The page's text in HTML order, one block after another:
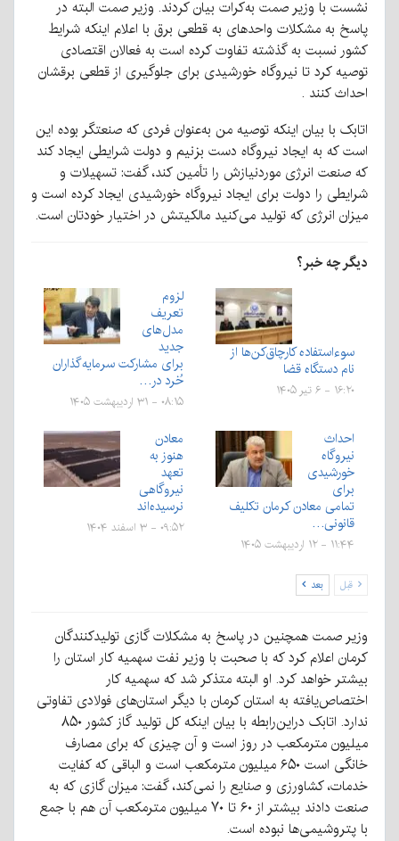
نشست با وزیر صمت به‌کرات بیان کردند. وزیر صمت البته در
پاسخ به مشکلات واحدهای به قطعی برق با اعلام اینکه شرایط
کشور نسبت به گذشته تفاوت کرده است به فعالان اقتصادی
توصیه کرد تا نیروگاه خورشیدی برای جلوگیری از قطعی برقشان
احداث کنند .
اتابک با بیان اینکه توصیه من به‌عنوان فردی که صنعتگر بوده این
است که به ایجاد نیروگاه دست بزنیم و دولت شرایطی ایجاد کند
که صنعت انرژی موردنیازش را تأمین کند، گفت: تسهیلات و
شرایطی را دولت برای ایجاد نیروگاه خورشیدی ایجاد کرده است و
میزان انرژی که تولید می‌کنید مالکیتش در اختیار خودتان است.
دیگر چه خبر؟
سوءاستفاده کارچاق‌کن‌ها از
نام دستگاه قضا
۱۶:۲۰ - ۶ تیر ۱۴۰۵
لزوم
تعریف
مدل‌های
جدید
برای مشارکت سرمایه‌گذاران
خُرد در…
۰۸:۱۵ - ۳۱ اردیبهشت ۱۴۰۵
احداث
نیروگاه
خورشیدی
برای
تمامی معادن کرمان تکلیف
قانونی…
۱۱:۴۴ - ۱۲ اردیبهشت ۱۴۰۵
معادن
هنوز به
تعهد
نیروگاهی
نرسیده‌اند
۰۹:۵۲ - ۳ اسفند ۱۴۰۴
قبل بعد
وزیر صمت همچنین در پاسخ به مشکلات گازی تولیدکنندگان
کرمان اعلام کرد که با صحبت با وزیر نفت سهمیه کار استان را
بیشتر خواهد کرد. او البته متذکر شد که سهمیه کار
اختصاص‌یافته به استان کرمان با دیگر استان‌های فولادی تفاوتی
ندارد. اتابک دراین‌رابطه با بیان اینکه کل تولید گاز کشور ۸۵۰
میلیون مترمکعب در روز است و آن چیزی که برای مصارف
خانگی است ۶۵۰ میلیون مترمکعب است و الباقی که کفایت
خدمات، کشاورزی و صنایع را نمی‌کند، گفت: میزان گازی که به
صنعت دادند بیشتر از ۶۰ تا ۷۰ میلیون مترمکعب آن هم با جمع
با پتروشیمی‌ها نبوده است.